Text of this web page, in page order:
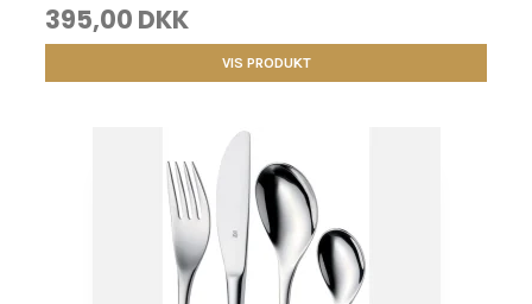
395,00 DKK
VIS PRODUKT